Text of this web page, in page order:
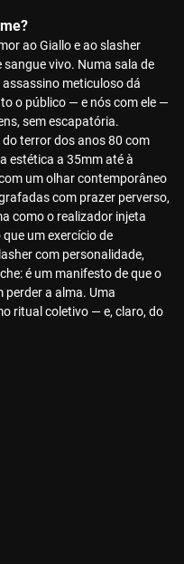
ao Giallo e ao slasher
vivo. Numa sala de
meticuloso dá
o público — e nós com ele —
sem escapatória.
terror dos anos 80 com
estética a 35mm até à
um olhar contemporâneo
com prazer perverso,
como o realizador injeta
um exercício de
com personalidade,
é um manifesto de que o
perder a alma. Uma
ritual coletivo — e, claro, do